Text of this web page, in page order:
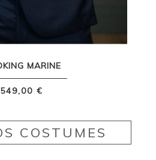
MARINE
549,00 €
COSTUMES